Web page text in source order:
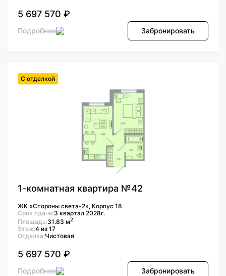
5 697 570 ₽
Подробнее Забронировать
С отделкой
1-комнатная квартира №42
ЖК «Стороны света-2», Корпус 18
Срок сдачи:3 квартал 2028г.
Площадь:31.83 м2
Этаж:4 из 17
Отделка:Чистовая
5 697 570 ₽
Подробнее Забронировать